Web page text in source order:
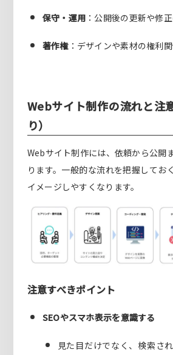
保守・運用 ：公開後の更新や修
著作権：デザインや素材の権利
Webサイト制作の流れと注
り）
Webサイト制作には、依頼から公開
ります。一般的な流れを把握してお
イメージしやすくなります。
注意すべきポイント
SEOやスマホ表示を意識する
見た目だけでなく、検索さ